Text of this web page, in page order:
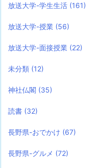
放送大学-学生生活 (161)
放送大学-授業 (56)
放送大学-面接授業 (22)
未分類 (12)
神社仏閣 (35)
読書 (32)
長野県-おでかけ (67)
長野県-グルメ (72)